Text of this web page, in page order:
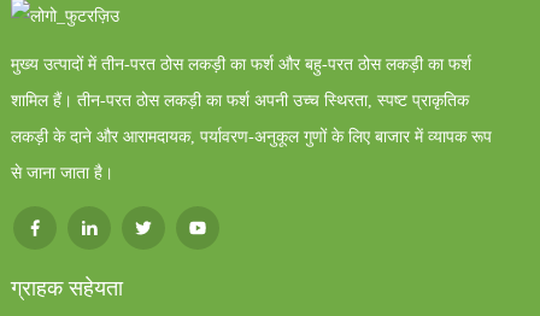
मुख्य उत्पादों में तीन-परत ठोस लकड़ी का फर्श और बहु-परत ठोस लकड़ी का फर्श
शामिल हैं। तीन-परत ठोस लकड़ी का फर्श अपनी उच्च स्थिरता, स्पष्ट प्राकृतिक
लकड़ी के दाने और आरामदायक, पर्यावरण-अनुकूल गुणों के लिए बाजार में व्यापक रूप
से जाना जाता है।
ग्राहक सहेयता